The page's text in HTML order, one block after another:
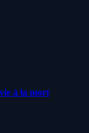
à la mort